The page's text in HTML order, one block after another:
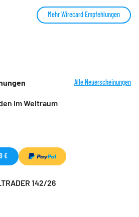
Mehr Wirecard Empfehlungen
Alle Neuerscheinungen
im Weltraum
€
142/26